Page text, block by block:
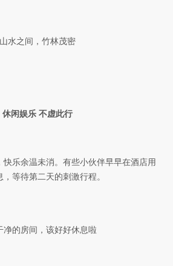
山水之间，竹林茂密
休闲娱乐 不虚此行
乐余温未消。有些小伙伴早早在酒店用
，等待第二天的刺激行程。
净的房间，该好好休息啦